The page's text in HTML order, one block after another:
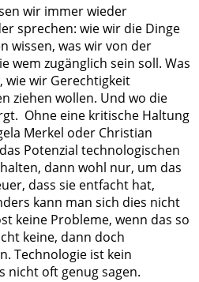
wir immer wieder
sprechen: wie wir die Dinge
wissen, was wir von der
wem zugänglich sein soll. Was
wir Gerechtigkeit
ziehen wollen. Und wo die
Ohne eine kritische Haltung
Merkel oder Christian
Potenzial technologischen
dann wohl nur, um das
dass sie entfacht hat,
kann man sich dies nicht
keine Probleme, wenn das so
keine, dann doch
Technologie ist kein
nicht oft genug sagen.